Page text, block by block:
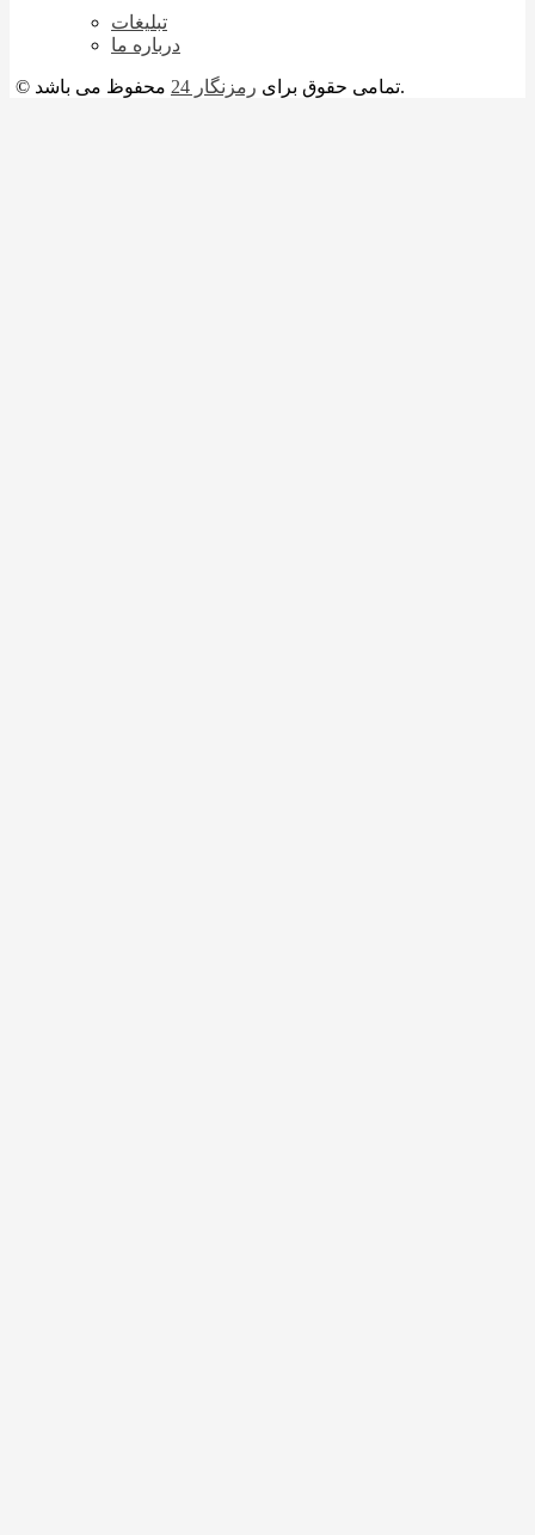
تبلیغات
درباره ما
© تمامی حقوق برای رمزنگار 24 محفوظ می باشد.